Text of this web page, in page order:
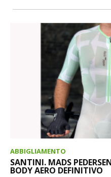
ABBIGLIAMENTO
SANTINI. MADS
BODY AERO DEFINITIVO